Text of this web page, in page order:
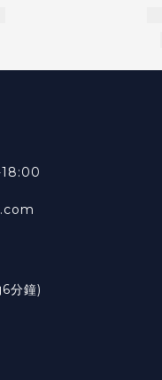
18:00
分鐘)